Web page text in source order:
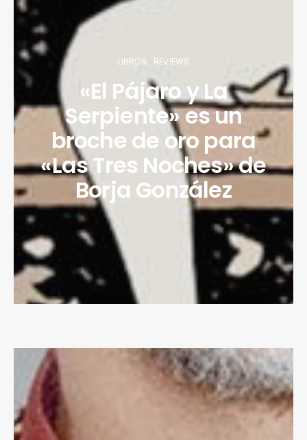
LIBROS REVIEWS
«El Pájaro y La
Serpiente» es un
broche de oro para
«Las Tres Noches» de
Borja González